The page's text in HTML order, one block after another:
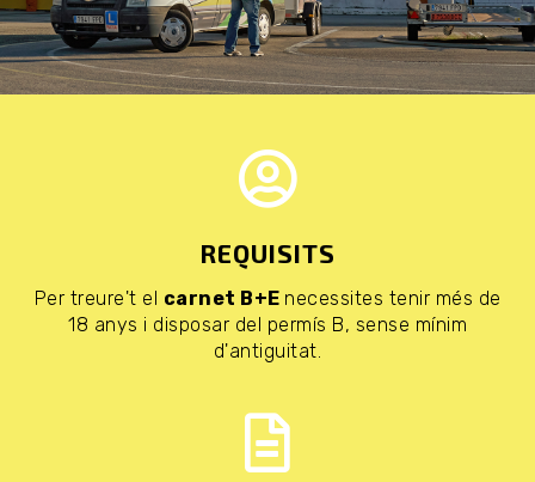
REQUISITS
Per treure't el carnet B+E necessites tenir més de
18 anys i disposar del permís B, sense mínim
d'antiguitat.